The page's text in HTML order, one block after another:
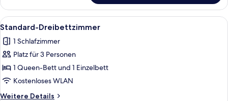
Villa
Alle
Fotos
für
Standard-
Dreibettzimmer
anzeigen
Ein Hotelzimmer mit einem großen
1
Standard-Dreibettzimmer
1 Schlafzimmer
Platz für 3 Personen
1 Queen-Bett und 1 Einzelbett
Kostenloses WLAN
Weitere Details
Weitere